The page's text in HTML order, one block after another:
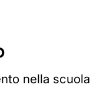
nella scuola